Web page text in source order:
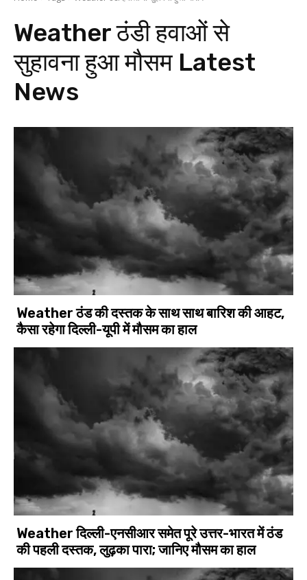
Weather ठंडी हवाओं से
सुहावना हुआ मौसम Latest
News
Weather ठंड की दस्तक के साथ साथ बारिश की आहट,
कैसा रहेगा दिल्ली-यूपी में मौसम का हाल
Weather दिल्ली-एनसीआर समेत पूरे उत्तर-भारत में ठंड
की पहली दस्तक, लुढ़का पारा; जानिए मौसम का हाल